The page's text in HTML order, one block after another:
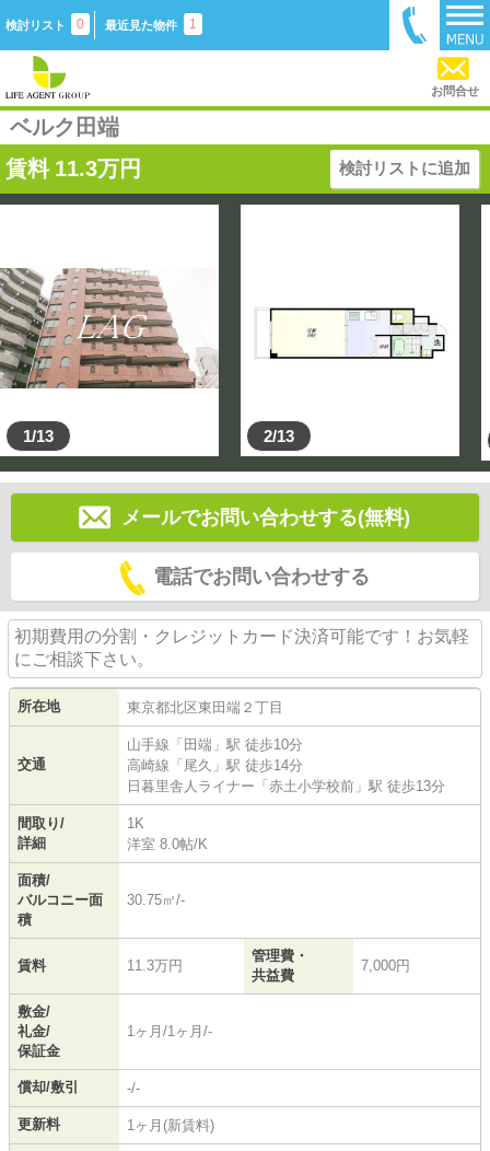
検討リスト 0 最近見た物件 1
お問合せ
ベルク田端
賃料 11.3万円 検討リストに追加
1/13 2/13
メールでお問い合わせする(無料)
電話でお問い合わせする
初期費用の分割・クレジットカード決済可能です！お気軽
にご相談下さい。
所在地 東京都北区東田端 ２丁目
交通
山手線 「 田端 」駅 徒歩10分
高崎線 「 尾久 」駅 徒歩14分
日暮里舎人ライナー 「 赤土小学校前 」駅 徒歩13分
間取り/
詳細
1K
洋室 8.0帖/K
面積/
バルコニー面
積
30.75㎡/-
賃料 11.3万円
管理費・
共益費
7,000円
敷金/
礼金/
保証金
1ヶ月/1ヶ月/-
償却/敷引 -/-
更新料 1ヶ月(新賃料)